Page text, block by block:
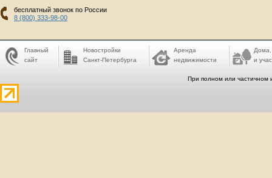
бесплатный звонок по России
8 (800) 333-98-00
Главный
сайт
Новостройки
Санкт-Петербурга
Аренда
недвижимости
Дома,
и
При полном или частичном